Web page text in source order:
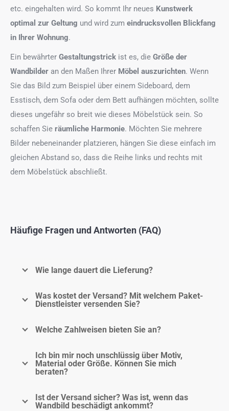
etc. eingehalten wird. So kommt Ihr neues Kunstwerk
optimal zur Geltung und wird zum eindrucksvollen Blickfang
in Ihrer Wohnung.
Ein bewährter Gestaltungstrick ist es, die Größe der
Wandbilder an den Maßen Ihrer Möbel auszurichten. Wenn
Sie das Bild zum Beispiel über einem Sideboard, dem
Esstisch, dem Sofa oder dem Bett aufhängen möchten, sollte
dieses ungefähr so breit wie dieses Möbelstück sein. So
schaffen Sie räumliche Harmonie. Möchten Sie mehrere
Bilder nebeneinander platzieren, hängen Sie diese einfach im
gleichen Abstand so, dass die Reihe links und rechts mit
dem Möbelstück abschließt.
Häufige Fragen und Antworten (FAQ)
Wie lange dauert die Lieferung?
Was kostet der Versand? Mit welchem Paket-
Dienstleister versenden Sie?
Welche Zahlweisen bieten Sie an?
Ich bin mir noch unschlüssig über Motiv,
Material oder Größe. Können Sie mich
beraten?
Ist der Versand sicher? Was ist, wenn das
Wandbild beschädigt ankommt?